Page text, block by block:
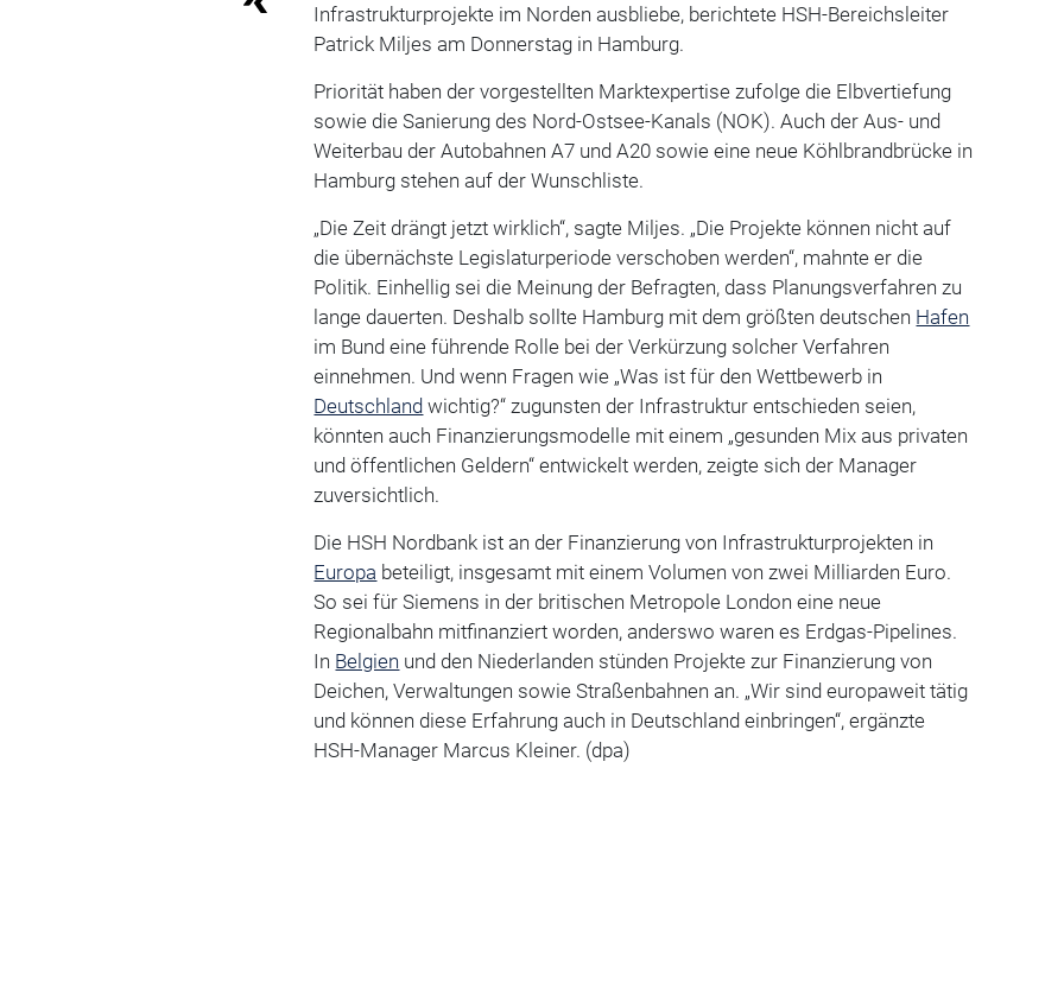
Infrastrukturprojekte im Norden ausbliebe, berichtete HSH-Bereichsleiter
Patrick Miljes am Donnerstag in Hamburg.
Priorität haben der vorgestellten Marktexpertise zufolge die Elbvertiefung
sowie die Sanierung des Nord-Ostsee-Kanals (NOK). Auch der Aus- und
Weiterbau der Autobahnen A7 und A20 sowie eine neue Köhlbrandbrücke in
Hamburg stehen auf der Wunschliste.
„Die Zeit drängt jetzt wirklich“, sagte Miljes. „Die Projekte können nicht auf
die übernächste Legislaturperiode verschoben werden“, mahnte er die
Politik. Einhellig sei die Meinung der Befragten, dass Planungsverfahren zu
lange dauerten. Deshalb sollte Hamburg mit dem größten deutschen Hafen
im Bund eine führende Rolle bei der Verkürzung solcher Verfahren
einnehmen. Und wenn Fragen wie „Was ist für den Wettbewerb in
Deutschland wichtig?“ zugunsten der Infrastruktur entschieden seien,
könnten auch Finanzierungsmodelle mit einem „gesunden Mix aus privaten
und öffentlichen Geldern“ entwickelt werden, zeigte sich der Manager
zuversichtlich.
Die HSH Nordbank ist an der Finanzierung von Infrastrukturprojekten in
Europa beteiligt, insgesamt mit einem Volumen von zwei Milliarden Euro.
So sei für Siemens in der britischen Metropole London eine neue
Regionalbahn mitfinanziert worden, anderswo waren es Erdgas-Pipelines.
In Belgien und den Niederlanden stünden Projekte zur Finanzierung von
Deichen, Verwaltungen sowie Straßenbahnen an. „Wir sind europaweit tätig
und können diese Erfahrung auch in Deutschland einbringen“, ergänzte
HSH-Manager Marcus Kleiner. (dpa)